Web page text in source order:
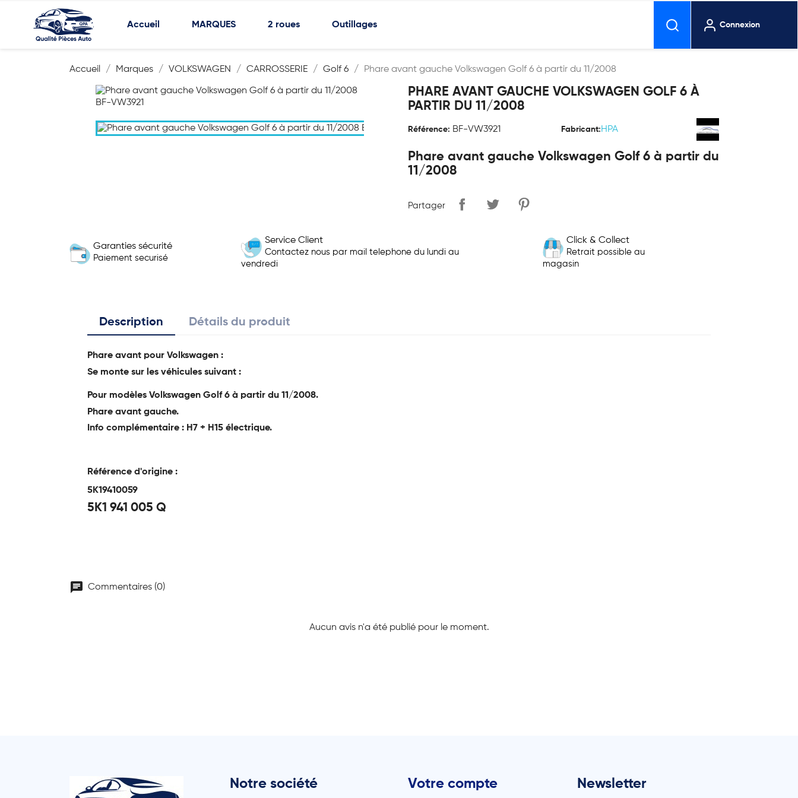
Accueil MARQUES 2 roues Outillages Connexion
Accueil Marques VOLKSWAGEN CARROSSERIE Golf 6 Phare avant gauche Volkswagen Golf 6 à partir du 11/2008
PHARE AVANT GAUCHE VOLKSWAGEN GOLF 6 À
PARTIR DU 11/2008
Référence: BF-VW3921 Fabricant: HPA
Phare avant gauche Volkswagen Golf 6 à partir du
11/2008
Partager
Garanties sécurité
Paiement securisé
Service Client
Contactez nous par mail telephone du lundi au
vendredi
Click & Collect
Retrait possible au
magasin
Description Détails du produit
Phare avant pour Volkswagen :
Se monte sur les véhicules suivant :
Pour modèles Volkswagen Golf 6 à partir du 11/2008.
Phare avant gauche.
Info complémentaire : H7 + H15 électrique.
Référence d'origine :
5K19410059
5K1 941 005 Q
chat Commentaires (0)
Aucun avis n'a été publié pour le moment.
Notre société Votre compte Newsletter